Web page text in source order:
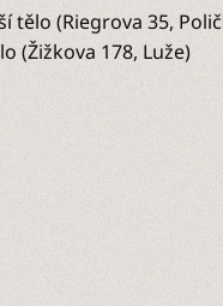
tělo (Riegrova 35,
(Žižkova 178, Luže)